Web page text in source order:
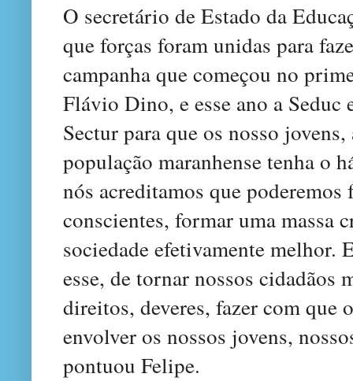
O secretário de Estado da
que forças foram unidas para
campanha que começou no
Flávio Dino, e esse ano a Seduc
Sectur para que os nosso
população maranhense tenha o
nós acreditamos que
conscientes, formar uma massa
sociedade efetivamente melhor.
esse, de tornar nossos cidadãos
direitos, deveres, fazer com que
envolver os nossos jovens,
pontuou Felipe.